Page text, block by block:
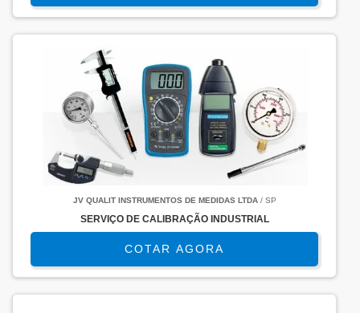
JV QUALIT INSTRUMENTOS DE MEDIDAS LTDA/ SP
SERVIÇO DE CALIBRAÇÃO INDUSTRIAL
COTAR AGORA